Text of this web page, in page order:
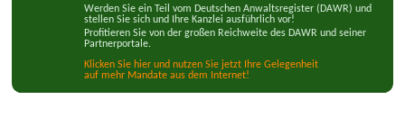
Werden Sie ein Teil vom Deutschen Anwaltsregister (DAWR) und
stellen Sie sich und Ihre Kanzlei ausführlich vor!
Profitieren Sie von der großen Reichweite des DAWR und seiner
Partnerportale.
Klicken Sie hier und nutzen Sie jetzt Ihre Gelegenheit
auf mehr Mandate aus dem Internet!